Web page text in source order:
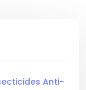
Anti-